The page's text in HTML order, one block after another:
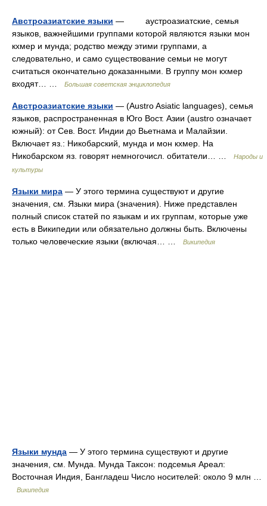
Австроазиатские языки — аустроазиатские, семья
языков, важнейшими группами которой являются языки мон
кхмер и мунда; родство между этими группами, а
следовательно, и само существование семьи не могут
считаться окончательно доказанными. В группу мон кхмер
входят… …
Большая советская энциклопедия
Австроазиатские языки — (Austro Asiatic languages), семья
языков, распространенная в Юго Вост. Азии (austro означает
южный): от Сев. Вост. Индии до Вьетнама и Малайзии.
Включает яз.: Никобарский, мунда и мон кхмер. На
Никобарском яз. говорят немногочисл. обитатели… …
Народы и
культуры
Языки мира — У этого термина существуют и другие
значения, см. Языки мира (значения). Ниже представлен
полный список статей по языкам и их группам, которые уже
есть в Википедии или обязательно должны быть. Включены
только человеческие языки (включая… …
Википедия
Языки мунда — У этого термина существуют и другие
значения, см. Мунда. Мунда Таксон: подсемья Ареал:
Восточная Индия, Бангладеш Число носителей: около 9 млн …
Википедия